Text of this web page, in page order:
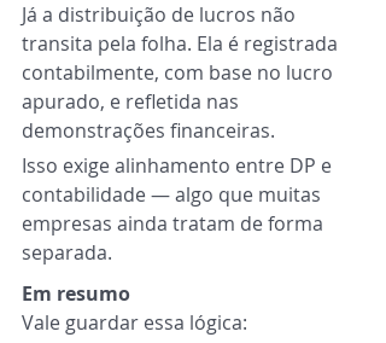
Já a distribuição de lucros não
transita pela folha. Ela é registrada
contabilmente, com base no lucro
apurado, e refletida nas
demonstrações financeiras.
Isso exige alinhamento entre DP e
contabilidade — algo que muitas
empresas ainda tratam de forma
separada.
Em resumo
Vale guardar essa lógica: